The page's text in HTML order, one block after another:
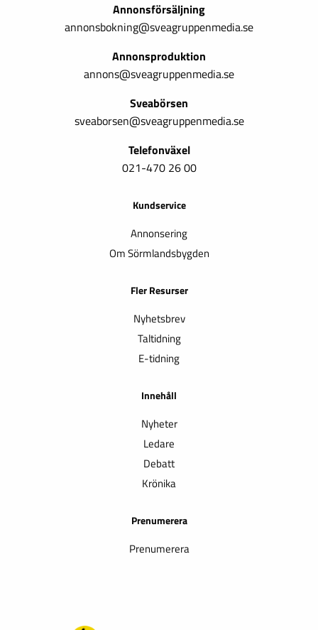
Annonsförsäljning
annonsbokning@sveagruppenmedia.se
Annonsproduktion
annons@sveagruppenmedia.se
Sveabörsen
sveaborsen@sveagruppenmedia.se
Telefonväxel
021-470 26 00
Kundservice
Annonsering
Om Sörmlandsbygden
Fler Resurser
Nyhetsbrev
Taltidning
E-tidning
Innehåll
Nyheter
Ledare
Debatt
Krönika
Prenumerera
Prenumerera